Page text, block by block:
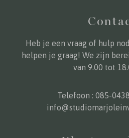
Heb je een vraag of hulp
helpen je graag! We zijn
van 9.00 tot
Telefoon : 085-